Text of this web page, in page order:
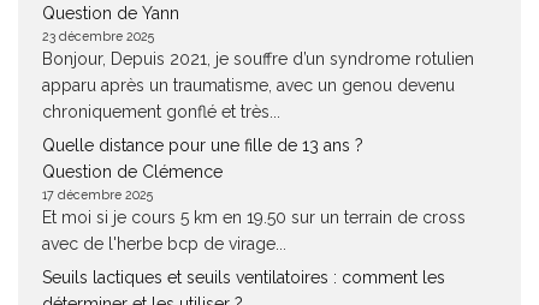
Question de Yann
23 décembre 2025
Bonjour, Depuis 2021, je souffre d’un syndrome rotulien
apparu après un traumatisme, avec un genou devenu
chroniquement gonflé et très...
Quelle distance pour une fille de 13 ans ?
Question de Clémence
17 décembre 2025
Et moi si je cours 5 km en 19.50 sur un terrain de cross
avec de l'herbe bcp de virage...
Seuils lactiques et seuils ventilatoires : comment les